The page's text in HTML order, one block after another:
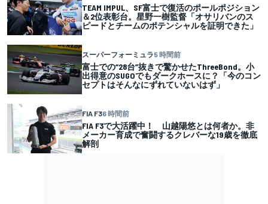
TEAM IMPUL、SF富士で復活のポールポジション
＆2位表彰台。星野一樹監督「オサリバンのス
ピードとチームのポテンシャルを証明できた」
スーパーフォーミュラ5 時間前
富士での“28台”抜きで驚かせたThreeBond。小
出得意のSUGOでもダークホースに？「今のコン
セプトはそんなにずれていないはず」
FIA F36 時間前
FIA F3で大活躍中！ 山越陽悠とは何者か。非
メーカー育成で奮闘するクレバーな19歳を徹底
解剖